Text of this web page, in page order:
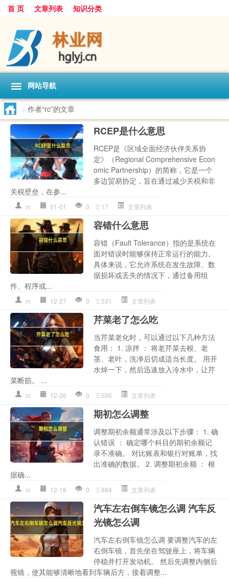
首 页 文章列表 知识分类
网站导航
> 作者“rc”的文章
RCEP是什么意思
RCEP是《区域全面经济伙伴关系协
定》（Regional Comprehensive Econ
omic Partnership）的简称，它是一个
多边贸易协定，旨在通过减少关税和非
关税壁垒，在参...
rc 01-01 0 17 文章列表
容错什么意思
容错（Fault Tolerance）指的是系统在
面对错误时能够保持正常运行的能力。
具体来说，它允许系统在发生故障、数
据损坏或丢失的情况下，通过备用组
件、程序或...
rc 12-27 0 531 文章列表
芹菜老了怎么吃
当芹菜老化时，可以通过以下几种方法
食用： 1. 凉拌 ： 将老芹菜去根、老
茎、老叶，洗净后切成适当长度。 用开
水焯一下，然后迅速放入冷水中，让芹
菜断筋。 ...
rc 12-26 0 595 文章列表
期初怎么调整
调整期初余额通常涉及以下步骤： 1. 确
认错误 ： 确定哪个科目的期初余额记
录不准确。 对比账表和银行对账单，找
出准确的数据。 2. 调整期初余额 ： 根
据确...
rc 12-18 0 884 文章列表
汽车左右倒车镜怎么调 汽车反
光镜怎么调
汽车左右倒车镜怎么调 要调整汽车的左
右倒车镜，首先坐在驾驶座上，将车辆
停稳并打开发动机。 然后先调整内侧后
视镜，使其能够清晰地看到车辆后方，接着调整...